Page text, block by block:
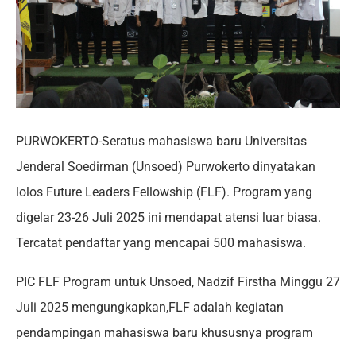
PURWOKERTO-Seratus mahasiswa baru Universitas
Jenderal Soedirman (Unsoed) Purwokerto dinyatakan
lolos Future Leaders Fellowship (FLF). Program yang
digelar 23-26 Juli 2025 ini mendapat atensi luar biasa.
Tercatat pendaftar yang mencapai 500 mahasiswa.
PIC FLF Program untuk Unsoed, Nadzif Firstha Minggu 27
Juli 2025 mengungkapkan,FLF adalah kegiatan
pendampingan mahasiswa baru khususnya program